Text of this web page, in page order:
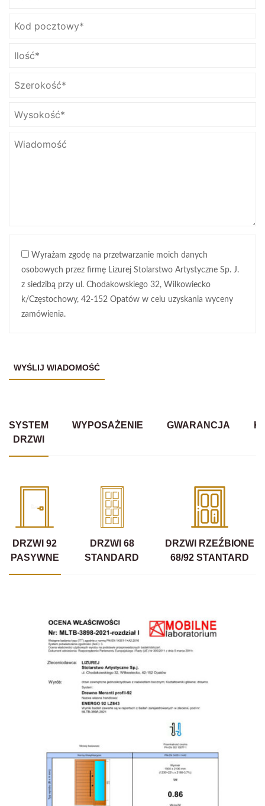
Wyrażam zgodę na przetwarzanie moich danych
osobowych przez firmę Lizurej Stolarstwo Artystyczne Sp. J.
z siedzibą przy ul. Chodakowskiego 32, Wilkowiecko
k/Częstochowy, 42-152 Opatów w celu uzyskania wyceny
zamówienia.
SYSTEM
DRZWI
WYPOSAŻENIE GWARANCJA
DRZWI 92
PASYWNE
DRZWI 68
STANDARD
DRZWI RZEŹBIONE
68/92 STANTARD